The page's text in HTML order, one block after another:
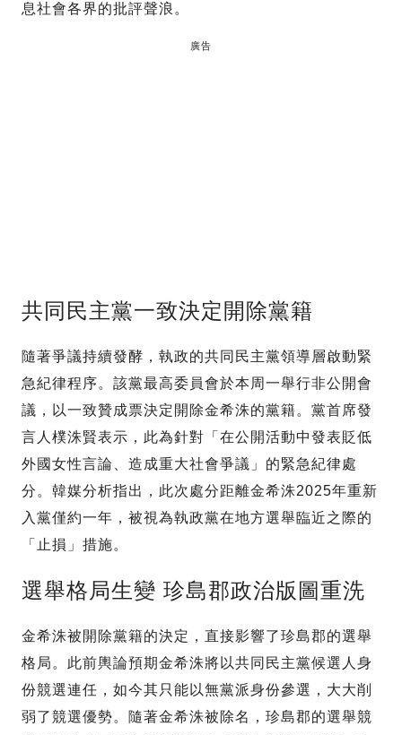
息社會各界的批評聲浪。
廣告
共同民主黨一致決定開除黨籍
隨著爭議持續發酵，執政的共同民主黨領導層啟動緊
急紀律程序。該黨最高委員會於本周一舉行非公開會
議，以一致贊成票決定開除金希洙的黨籍。黨首席發
言人樸洙賢表示，此為針對「在公開活動中發表貶低
外國女性言論、造成重大社會爭議」的緊急紀律處
分。韓媒分析指出，此次處分距離金希洙2025年重新
入黨僅約一年，被視為執政黨在地方選舉臨近之際的
「止損」措施。
選舉格局生變 珍島郡政治版圖重洗
金希洙被開除黨籍的決定，直接影響了珍島郡的選舉
格局。此前輿論預期金希洙將以共同民主黨候選人身
份競選連任，如今其只能以無黨派身份參選，大大削
弱了競選優勢。隨著金希洙被除名，珍島郡的選舉競